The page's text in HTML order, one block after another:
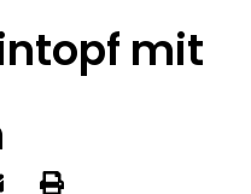
mit